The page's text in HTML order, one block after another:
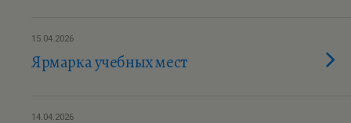
15.04.2026
Ярмарка учебных мест
14.04.2026